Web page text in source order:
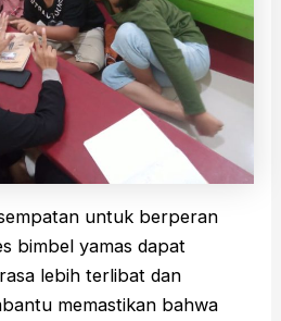
untuk berperan
bimbel yamas dapat
lebih terlibat dan
memastikan bahwa